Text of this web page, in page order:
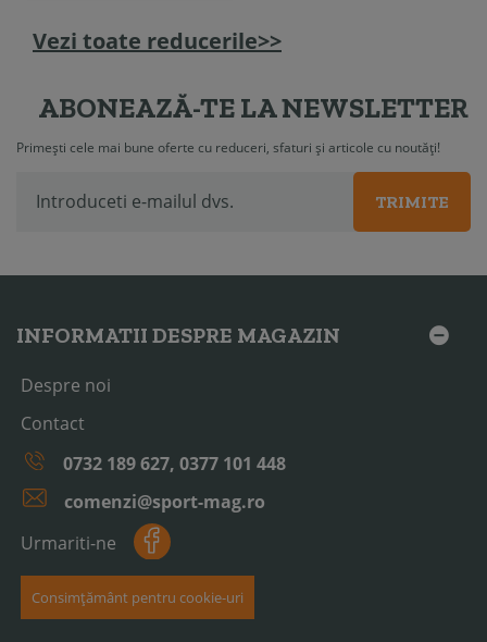
Vezi toate reducerile>>
ABONEAZĂ-TE LA NEWSLETTER
Primești cele mai bune oferte cu reduceri, sfaturi și articole cu noutăți!
TRIMITE
INFORMATII DESPRE MAGAZIN
Despre noi
Contact
0732 189 627, 0377 101 448
comenzi@sport-mag.ro
Urmariti-ne
Consimțământ pentru cookie-uri